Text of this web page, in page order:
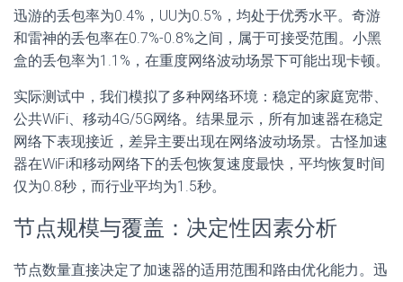
迅游的丢包率为0.4%，UU为0.5%，均处于优秀水平。奇游
和雷神的丢包率在0.7%-0.8%之间，属于可接受范围。小黑
盒的丢包率为1.1%，在重度网络波动场景下可能出现卡顿。
实际测试中，我们模拟了多种网络环境：稳定的家庭宽带、
公共WiFi、移动4G/5G网络。结果显示，所有加速器在稳定
网络下表现接近，差异主要出现在网络波动场景。古怪加速
器在WiFi和移动网络下的丢包恢复速度最快，平均恢复时间
仅为0.8秒，而行业平均为1.5秒。
节点规模与覆盖：决定性因素分析
节点数量直接决定了加速器的适用范围和路由优化能力。迅